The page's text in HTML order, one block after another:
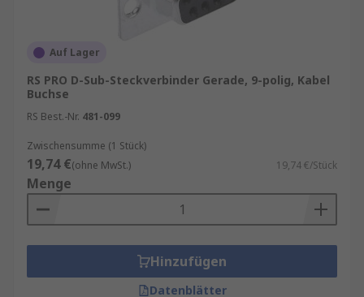
Auf Lager
RS PRO D-Sub-Steckverbinder Gerade, 9-polig, Kabel
Buchse
RS Best.-Nr. 481-099
Zwischensumme (1 Stück)
19,74 €(ohne MwSt.) 19,74 €/Stück
Menge
Hinzufügen
Datenblätter